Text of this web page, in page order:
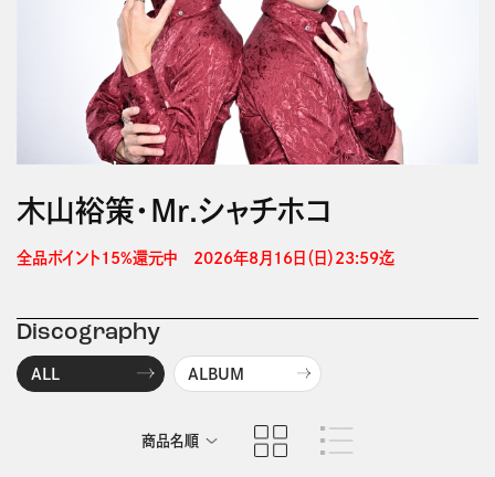
木山裕策・Mr.シャチホコ
全品ポイント15%還元中　2026年8月16日（日）23:59迄
Discography
ALL ALBUM
商品名順